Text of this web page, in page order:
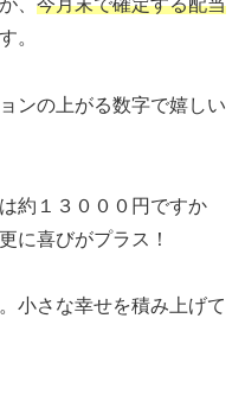
、 今月末で確定する配当
。
ンの上がる数字で嬉しい
約１３０００円ですか
に喜びがプラス！
小さな幸せを積み上げて